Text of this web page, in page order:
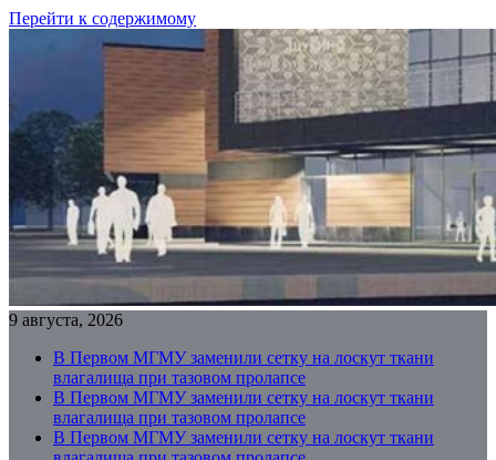
Перейти к содержимому
9 августа, 2026
В Первом МГМУ заменили сетку на лоскут ткани
влагалища при тазовом пролапсе
В Первом МГМУ заменили сетку на лоскут ткани
влагалища при тазовом пролапсе
В Первом МГМУ заменили сетку на лоскут ткани